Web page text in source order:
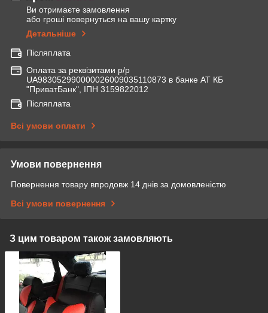
Ви отримаєте замовлення
або гроші повернуться на вашу картку
Детальніше
Післяплата
Оплата за реквізитами р/р
UA983052990000026009035110873 в банке АТ КБ
"ПриватБанк", ІПН 3159822012
Післяплата
Всі умови оплати
Умови повернення
Повернення товару впродовж 14 днів за домовленістю
Всі умови повернення
З цим товаром також замовляють